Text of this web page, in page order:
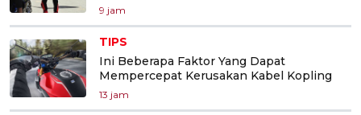
9 jam
TIPS
Ini Beberapa Faktor Yang Dapat
Mempercepat Kerusakan Kabel Kopling
13 jam